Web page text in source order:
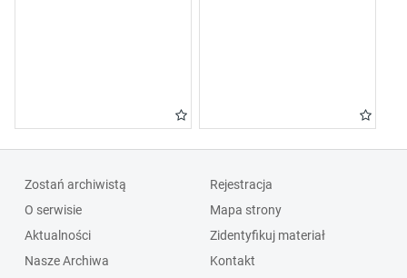
Zostań archiwistą
O serwisie
Aktualności
Nasze Archiwa
Rejestracja
Mapa strony
Zidentyfikuj materiał
Kontakt